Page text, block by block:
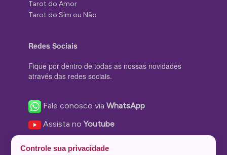
Tarot do Amor
Tarot do Sim ou Não
Redes Sociais
Fique por dentro de todas as nossas novidades
através das redes sociais.
Fale conosco viaWhatsApp
Assista noYoutube
Controle sua privacidade